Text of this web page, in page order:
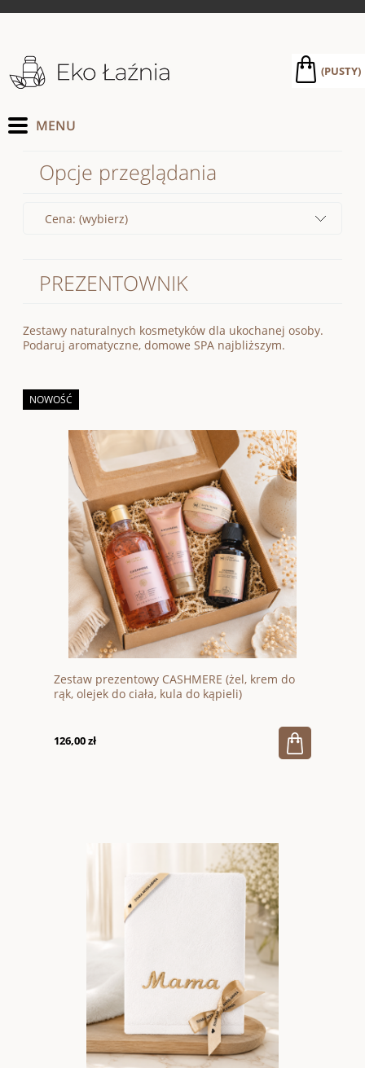
(PUSTY)
Opcje przeglądania
Cena: (wybierz)
PREZENTOWNIK
Zestawy naturalnych kosmetyków dla ukochanej osoby.
Podaruj aromatyczne, domowe SPA najbliższym.
Zestaw prezentowy CASHMERE (żel, krem do
rąk, olejek do ciała, kula do kąpieli)
126,00 zł
NOWOŚĆ